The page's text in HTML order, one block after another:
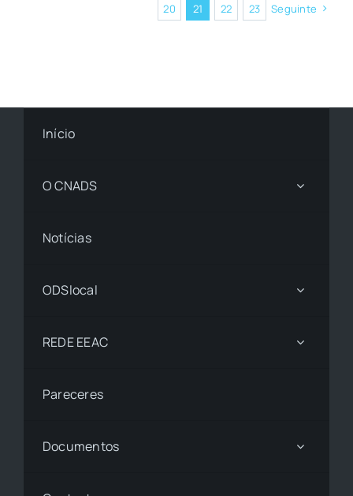
20
21 22 23 Seguinte
Início
O CNADS
Notícias
ODSlocal
REDE EEAC
Pareceres
Documentos